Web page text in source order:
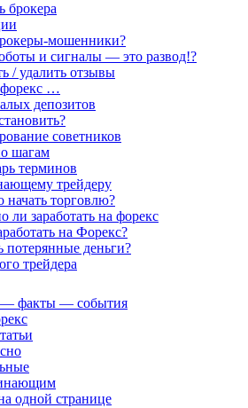
брокера
мошенники?
и сигналы — это развод!?
/ удалить отзывы
…
депозитов
советников
шагам
терминов
трейдеру
начать торговлю?
ли заработать на форекс
на Форекс?
потерянные деньги?
трейдера
— факты — события
одной странице